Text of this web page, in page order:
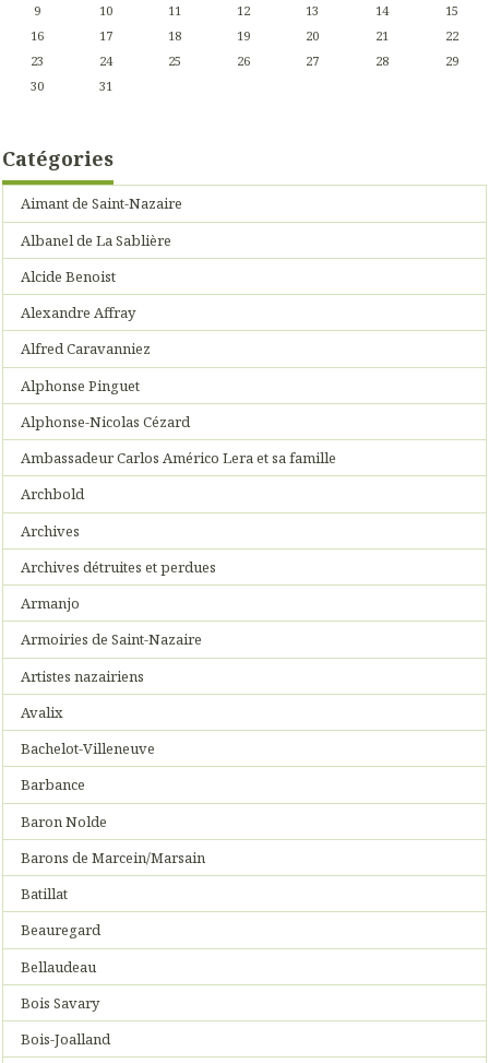
9
10 11 12 13 14
15
16
17 18 19 20 21
22
23
24 25 26 27 28
29
30
31
Catégories
Aimant de Saint-Nazaire
Albanel de La Sablière
Alcide Benoist
Alexandre Affray
Alfred Caravanniez
Alphonse Pinguet
Alphonse-Nicolas Cézard
Ambassadeur Carlos Américo Lera et sa famille
Archbold
Archives
Archives détruites et perdues
Armanjo
Armoiries de Saint-Nazaire
Artistes nazairiens
Avalix
Bachelot-Villeneuve
Barbance
Baron Nolde
Barons de Marcein/Marsain
Batillat
Beauregard
Bellaudeau
Bois Savary
Bois-Joalland